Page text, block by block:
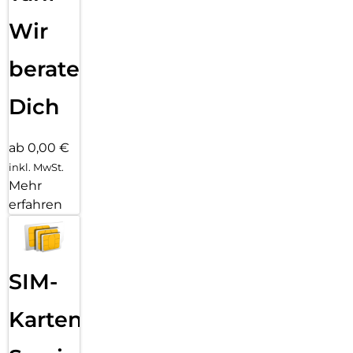
Wir
beraten
Dich
ab 0,00 €
inkl. MwSt.
Mehr
erfahren
SIM-
Karten